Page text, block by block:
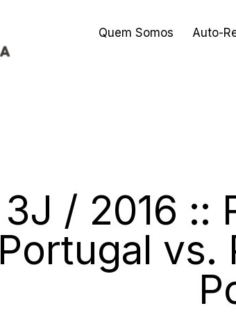
Quem Somos Auto-
3J / 2016 ::
Portugal vs.